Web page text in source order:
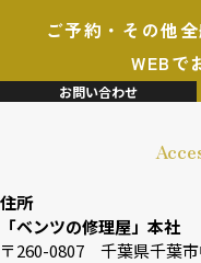
ご予約・その他
WEBで
お問い合わせ
住所
「ベンツの修理屋」本社
〒260-0807 千葉県千葉